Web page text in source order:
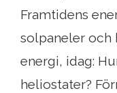
Framtidens
solpaneler och
energi, idag:
heliostater?